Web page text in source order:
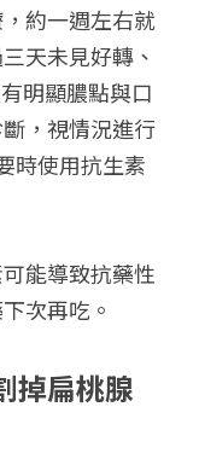
約一週左右就
天未見好轉、
明顯膿點與口
，視情況進行
時使用抗生素
能導致抗藥性
次再吃。
掉扁桃腺